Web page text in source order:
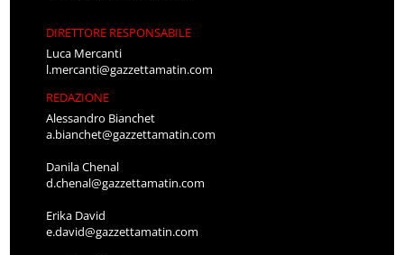
DIRETTORE RESPONSABILE
Luca Mercanti
l.mercanti@gazzettamatin.com
REDAZIONE
Alessandro Bianchet
a.bianchet@gazzettamatin.com
Danila Chenal
d.chenal@gazzettamatin.com
Erika David
e.david@gazzettamatin.com